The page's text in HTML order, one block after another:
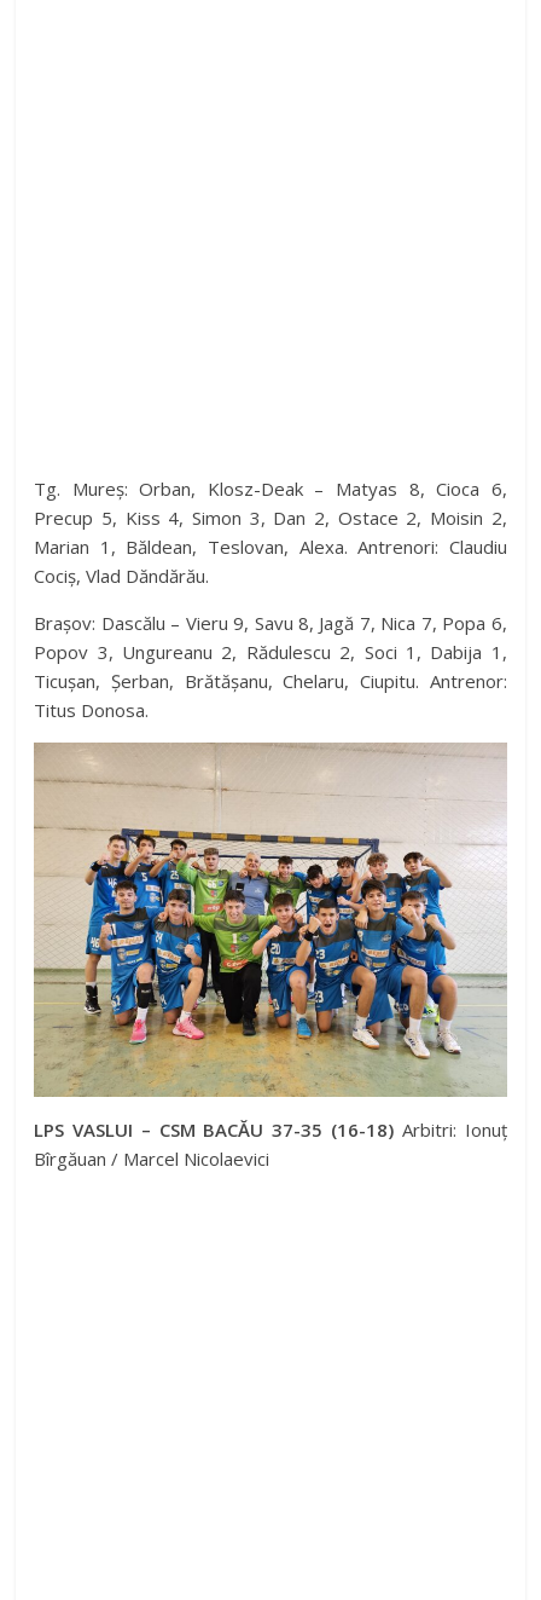
Tg. Mureș: Orban, Klosz-Deak – Matyas 8, Cioca 6,
Precup 5, Kiss 4, Simon 3, Dan 2, Ostace 2, Moisin 2,
Marian 1, Băldean, Teslovan, Alexa. Antrenori: Claudiu
Cociș, Vlad Dăndărău.
Brașov: Dascălu – Vieru 9, Savu 8, Jagă 7, Nica 7, Popa 6,
Popov 3, Ungureanu 2, Rădulescu 2, Soci 1, Dabija 1,
Ticușan, Șerban, Brătășanu, Chelaru, Ciupitu. Antrenor:
Titus Donosa.
LPS VASLUI – CSM BACĂU 37-35 (16-18) Arbitri: Ionuț
Bîrgăuan / Marcel Nicolaevici